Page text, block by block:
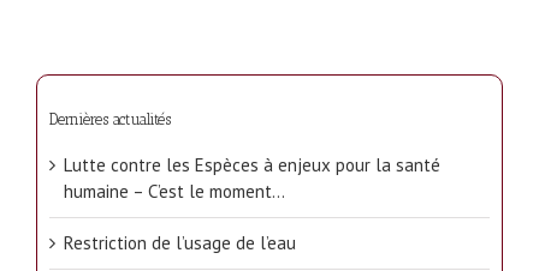
Dernières actualités
Lutte contre les Espèces à enjeux pour la santé
humaine – C’est le moment…
Restriction de l’usage de l’eau